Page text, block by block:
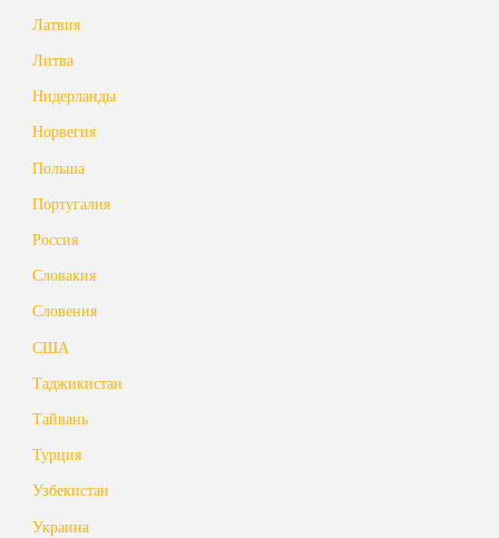
Латвия
Литва
Нидерланды
Норвегия
Польша
Португалия
Россия
Словакия
Словения
США
Таджикистан
Тайвань
Турция
Узбекистан
Украина